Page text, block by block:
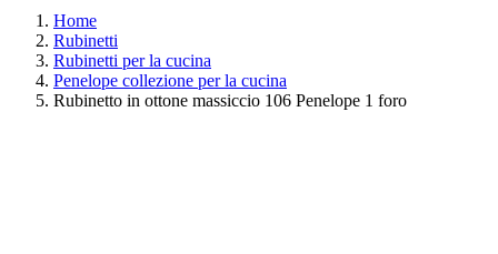
Home
Rubinetti
Rubinetti per la cucina
Penelope collezione per la cucina
Rubinetto in ottone massiccio 106 Penelope 1 foro